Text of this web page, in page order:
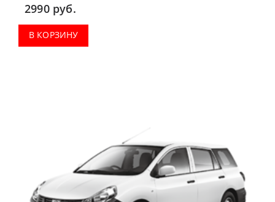
2990 руб.
В КОРЗИНУ